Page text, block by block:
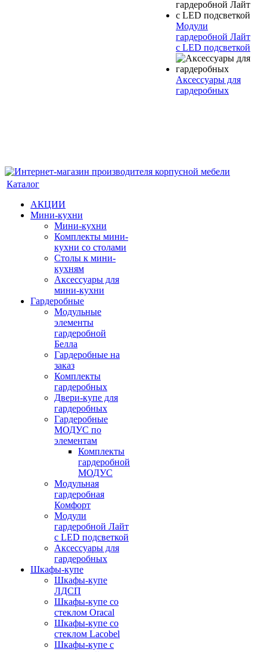
Модули
гардеробной Лайт
с LED подсветкой
Аксессуары для
гардеробных
Каталог
АКЦИИ
Мини-кухни
Мини-кухни
Комплекты мини-
кухни со столами
Столы к мини-
кухням
Аксессуары для
мини-кухни
Гардеробные
Модульные
элементы
гардеробной
Белла
Гардеробные на
заказ
Комплекты
гардеробных
Двери-купе для
гардеробных
Гардеробные
МОДУС по
элементам
Комплекты
гардеробной
МОДУС
Модульная
гардеробная
Комфорт
Модули
гардеробной Лайт
с LED подсветкой
Аксессуары для
гардеробных
Шкафы-купе
Шкафы-купе
ЛДСП
Шкафы-купе со
стеклом Oracal
Шкафы-купе со
стеклом Lacobel
Шкафы-купе с